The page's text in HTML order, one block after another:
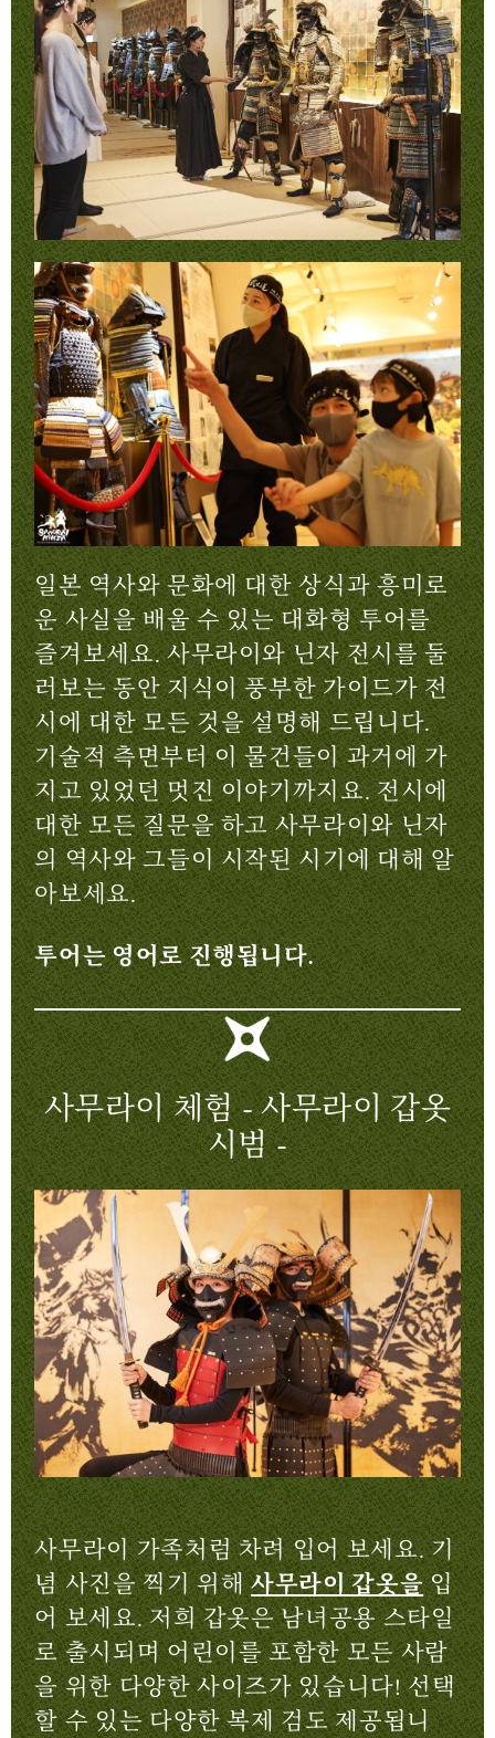
일본 역사와 문화에 대한 상식과 흥미로
운 사실을 배울 수 있는 대화형 투어를
즐겨보세요. 사무라이와 닌자 전시를 둘
러보는 동안 지식이 풍부한 가이드가 전
시에 대한 모든 것을 설명해 드립니다.
기술적 측면부터 이 물건들이 과거에 가
지고 있었던 멋진 이야기까지요. 전시에
대한 모든 질문을 하고 사무라이와 닌자
의 역사와 그들이 시작된 시기에 대해 알
아보세요.
투어는 영어로 진행됩니다.
사무라이 체험 - 사무라이 갑옷
시범 -
사무라이 가족처럼 차려 입어 보세요. 기
념 사진을 찍기 위해사무라이 갑옷을 입
어 보세요. 저희 갑옷은 남녀공용 스타일
로 출시되며 어린이를 포함한 모든 사람
을 위한 다양한 사이즈가 있습니다! 선택
할 수 있는 다양한 복제 검도 제공됩니